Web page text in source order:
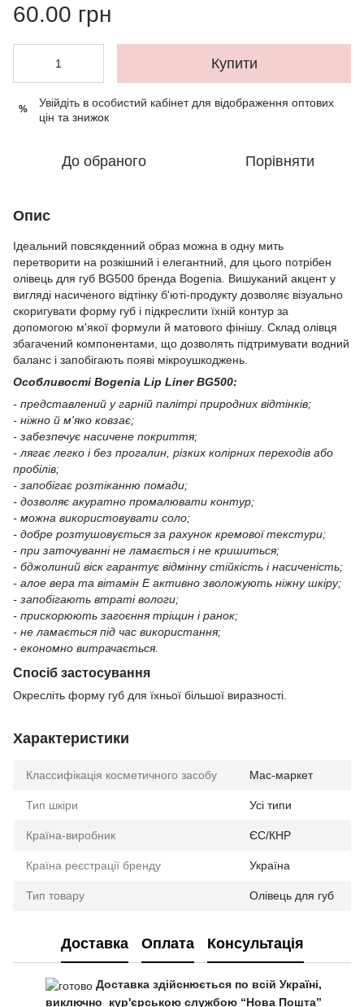
60.00 грн
Купити
%
Увійдіть в особистий кабінетдля відображення оптових
цін та знижок
До обраного Порівняти
Опис
Ідеальний повсякденний образ можна в одну мить
перетворити на розкішний і елегантний, для цього потрібен
олівець для губ BG500 бренда Bogenia. Вишуканий акцент у
вигляді насиченого відтінку б'юті-продукту дозволяє візуально
скоригувати форму губ і підкреслити їхній контур за
допомогою м'якої формули й матового фінішу. Склад олівця
збагачений компонентами, що дозволять підтримувати водний
баланс і запобігають появі мікроушкоджень.
Особливості Bogenia Lip Liner BG500:
- представлений у гарній палітрі природних відтінків;
- ніжно й м'яко ковзає;
- забезпечує насичене покриття;
- лягає легко і без прогалин, різких колірних переходів або
пробілів;
- запобігає розтіканню помади;
- дозволяє акуратно промалювати контур;
- можна використовувати соло;
- добре розтушовується за рахунок кремової текстури;
- при заточуванні не ламається і не кришиться;
- бджолиний віск гарантує відмінну стійкість і насиченість;
- алое вера та вітамін Е активно зволожують ніжну шкіру;
- запобігають втраті вологи;
- прискорюють загоєння тріщин і ранок;
- не ламається під час використання;
- економно витрачається.
Спосіб застосування
Окресліть форму губ для їхньої більшої виразності.
Характеристики
Классифікація косметичного засобу Мас-маркет
Тип шкіри Усі типи
Країна-виробник ЄС/КНР
Країна реєстрації бренду Україна
Тип товару Олівець для губ
Доставка Оплата Консультація
Доставка здійснюється по всій Україні,
виключно кур'єрською службою “Нова Пошта”